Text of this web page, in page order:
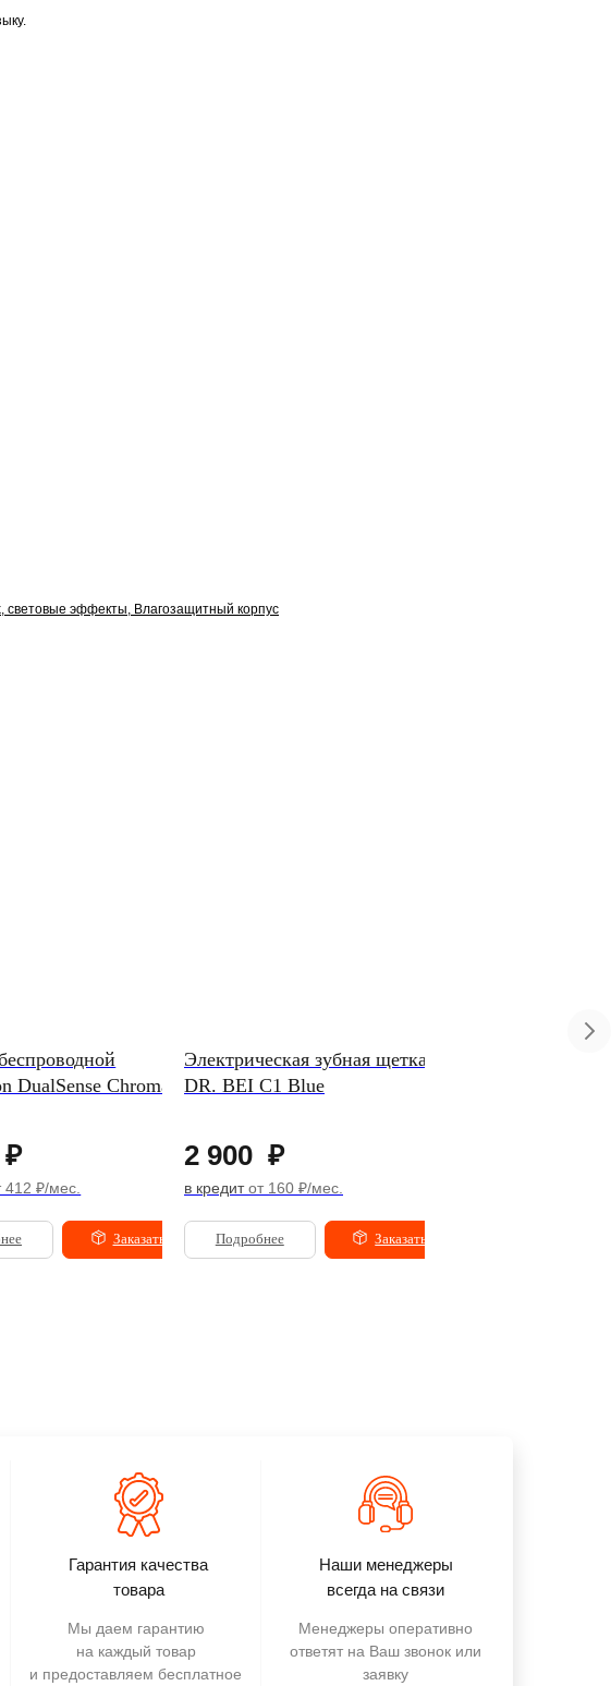
эффекты, Влагозащитный корпус
DualSense Chroma
₽
412 ₽/мес.
Заказать
Электрическая зубная щетка
DR. BEI C1 Blue
2 900 ₽
в кредитот 160 ₽/мес.
Подробнее Заказать
Гарантия качества
товара
Наши менеджеры
всегда на связи
Мы даем гарантию
на каждый товар
и предоставляем бесплатное
Менеджеры оперативно
ответят на Ваш звонок или
заявку